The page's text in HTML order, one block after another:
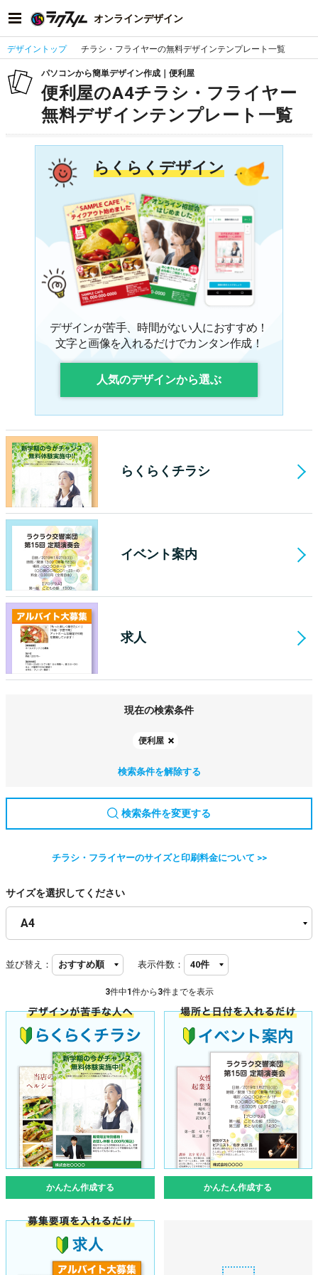
オンラインデザイン
デザイントップ チラシ・フライヤーの無料デザインテンプレート一覧
パソコンから簡単デザイン作成｜便利屋
便利屋のA4チラシ・フライヤー
無料デザインテンプレート一覧
らくらくデザイン
デザインが苦手、時間がない人におすすめ！
文字と画像を入れるだけでカンタン作成！
人気のデザインから選ぶ
らくらくチラシ
イベント案内
求人
現在の検索条件
便利屋
検索条件を解除する
検索条件を変更する
チラシ・フライヤーのサイズと印刷料金について >>
サイズを選択してください
並び替え： 表示件数：
3件中1 件から 3件までを表示
かんたん作成する かんたん作成する